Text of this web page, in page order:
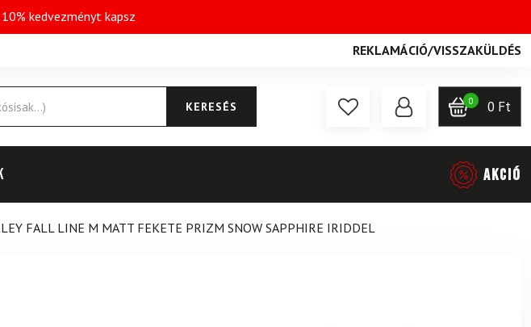
kedvezményt kapsz
REKLAMÁCIÓ/VISSZAKÜLDÉS
KERESÉS 0 0 Ft
AKCIÓ
FALL LINE M MATT FEKETE PRIZM SNOW SAPPHIRE IRIDDEL